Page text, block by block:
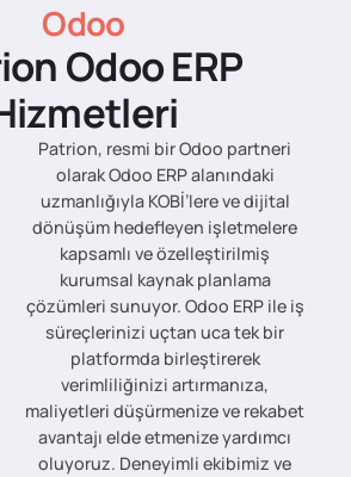
Odoo
Odoo ERP
Patrion, resmi bir Odoo partneri
olarak Odoo ERP alanındaki
uzmanlığıyla KOBİ’lere ve dijital
dönüşüm hedefleyen işletmelere
kapsamlı ve özelleştirilmiş
kurumsal kaynak planlama
çözümleri sunuyor. Odoo ERP ile iş
süreçlerinizi uçtan uca tek bir
platformda birleştirerek
verimliliğinizi artırmanıza,
maliyetleri düşürmenize ve rekabet
avantajı elde etmenize yardımcı
oluyoruz. Deneyimli ekibimiz ve